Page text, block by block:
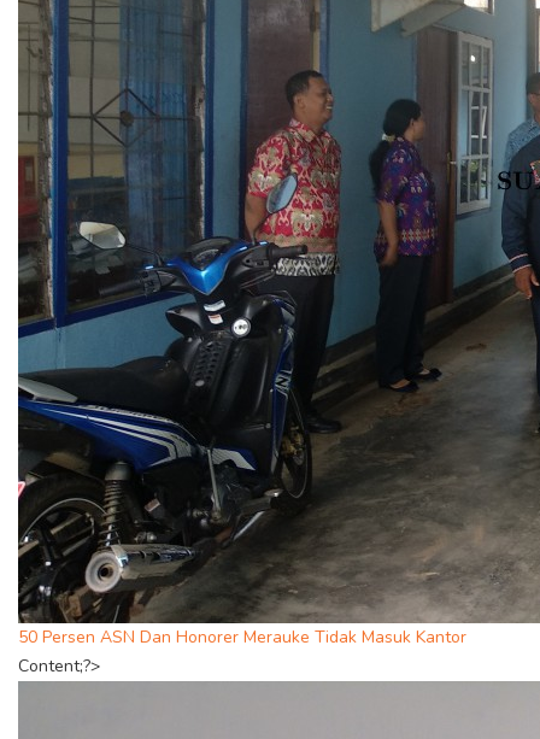
50 Persen ASN Dan Honorer Merauke Tidak Masuk Kantor
Content;?>